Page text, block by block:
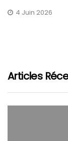
4 Juin 2026
Articles